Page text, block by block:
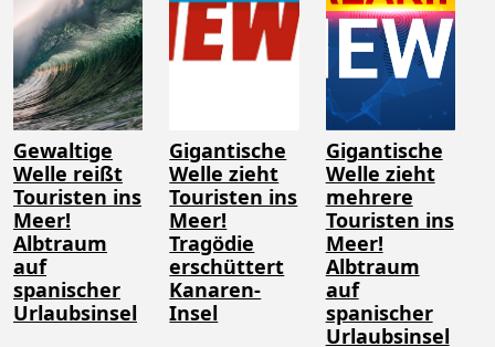
Gewaltige
Welle reißt
Touristen ins
Meer!
Albtraum
auf
spanischer
Urlaubsinsel
Gigantische
Welle zieht
Touristen ins
Meer!
Tragödie
erschüttert
Kanaren-
Insel
Gigantische
Welle zieht
mehrere
Touristen ins
Meer!
Albtraum
auf
spanischer
Urlaubsinsel